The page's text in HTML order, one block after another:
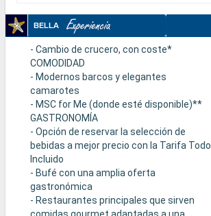
- Cambio de crucero, con coste*
COMODIDAD
- Modernos barcos y elegantes
camarotes
- MSC for Me (donde esté disponible)**
GASTRONOMÍA
- Opción de reservar la selección de
bebidas a mejor precio con la Tarifa Todo
Incluido
- Bufé con una amplia oferta
gastronómica
- Restaurantes principales que sirven
comidas gourmet adaptadas a una